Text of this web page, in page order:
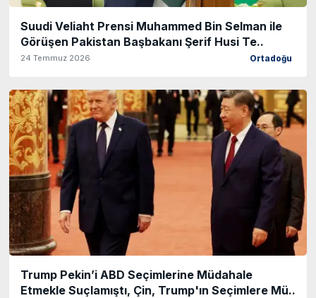
Suudi Veliaht Prensi Muhammed Bin Selman ile
Görüşen Pakistan Başbakanı Şerif Husi Te..
24 Temmuz 2026 Ortadoğu
Trump Pekin’i ABD Seçimlerine Müdahale
Etmekle Suçlamıştı, Çin, Trump'ın Seçimlere Mü..